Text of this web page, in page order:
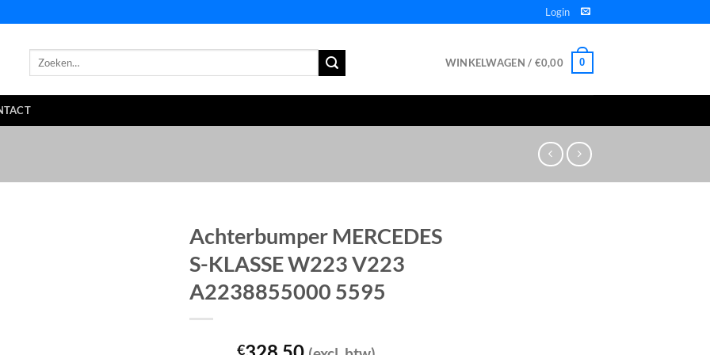
Login
Zoeken
WINKELWAGEN / €0,00 0
Achterbumper MERCEDES
S-KLASSE W223 V223
A2238855000 5595
€